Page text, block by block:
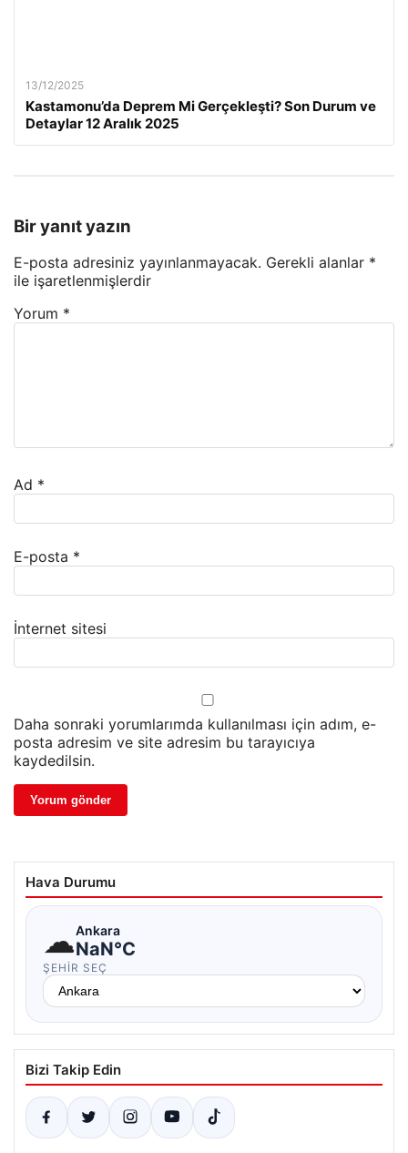
13/12/2025
Kastamonu’da Deprem Mi Gerçekleşti? Son Durum ve
Detaylar 12 Aralık 2025
Bir yanıt yazın
E-posta adresiniz yayınlanmayacak. Gerekli alanlar *
ile işaretlenmişlerdir
Yorum *
Ad *
E-posta *
İnternet sitesi
Daha sonraki yorumlarımda kullanılması için adım, e-
posta adresim ve site adresim bu tarayıcıya
kaydedilsin.
Hava Durumu
☁Ankara
NaN°C
ŞEHIR SEÇ
Bizi Takip Edin